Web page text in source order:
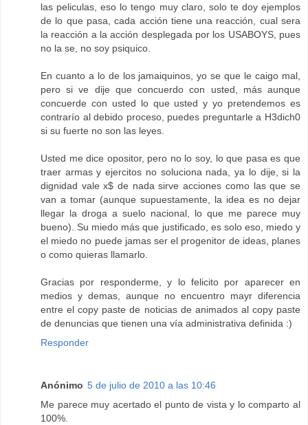
las peliculas, eso lo tengo muy claro, solo te doy ejemplos
de lo que pasa, cada acción tiene una reacción, cual sera
la reacción a la acción desplegada por los USABOYS, pues
no la se, no soy psiquico.
En cuanto a lo de los jamaiquinos, yo se que le caigo mal,
pero si ve dije que concuerdo con usted, más aunque
concuerde con usted lo que usted y yo pretendemos es
contrarío al debido proceso, puedes preguntarle a H3dich0
si su fuerte no son las leyes.
Usted me dice opositor, pero no lo soy, lo que pasa es que
traer armas y ejercitos no soluciona nada, ya lo dije, si la
dignidad vale x$ de nada sirve acciones como las que se
van a tomar (aunque supuestamente, la idea es no dejar
llegar la droga a suelo nacional, lo que me parece muy
bueno). Su miedo más que justificado, es solo eso, miedo y
el miedo no puede jamas ser el progenitor de ideas, planes
o como quieras llamarlo.
Gracias por responderme, y lo felicito por aparecer en
medios y demas, aunque no encuentro mayr diferencia
entre el copy paste de noticias de animados al copy paste
de denuncias que tienen una vía administrativa definida :)
Responder
Anónimo 5 de julio de 2010 a las 10:46
Me parece muy acertado el punto de vista y lo comparto al
100%.